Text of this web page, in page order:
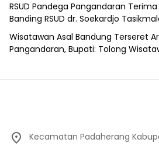
RSUD Pandega Pangandaran
Banding RSUD dr. Soekardjo
Wisatawan Asal Bandung Terseret
Pangandaran, Bupati: Tolong
Kecamatan Padaherang